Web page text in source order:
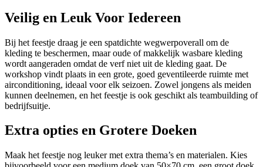
Veilig en Leuk Voor Iedereen
Bij het feestje draag je een spatdichte wegwerpoverall om de
kleding te beschermen, maar oude of makkelijk wasbare kleding
wordt aangeraden omdat de verf niet uit de kleding gaat. De
workshop vindt plaats in een grote, goed geventileerde ruimte met
airconditioning, ideaal voor elk seizoen. Zowel jongens als meiden
kunnen deelnemen, en het feestje is ook geschikt als teambuilding of
bedrijfsuitje.
Extra opties en Grotere Doeken
Maak het feestje nog leuker met extra thema’s en materialen. Kies